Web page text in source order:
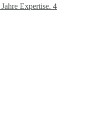
Expertise. 4